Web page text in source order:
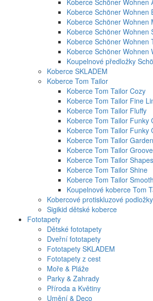
Koberce Schöner Wohnen
Koberce Schöner Wohnen
Koberce Schöner Wohnen
Koberce Schöner Wohnen
Koberce Schöner Wohnen
Koberce Schöner Wohnen
Koupelnové předložky
Koberce SKLADEM
Koberce Tom Tailor
Koberce Tom Tailor Cozy
Koberce Tom Tailor Fine
Koberce Tom Tailor Fluffy
Koberce Tom Tailor Funky
Koberce Tom Tailor Funky
Koberce Tom Tailor Garden
Koberce Tom Tailor Groove
Koberce Tom Tailor Shapes
Koberce Tom Tailor Shine
Koberce Tom Tailor
Koupelnové koberce Tom
Kobercové protiskluzové podložky
Sigikid dětské koberce
Fototapety
Dětské fototapety
Dveřní fototapety
Fototapety SKLADEM
Fototapety z cest
Moře & Pláže
Parky & Zahrady
Příroda a Květiny
Umění & Deco